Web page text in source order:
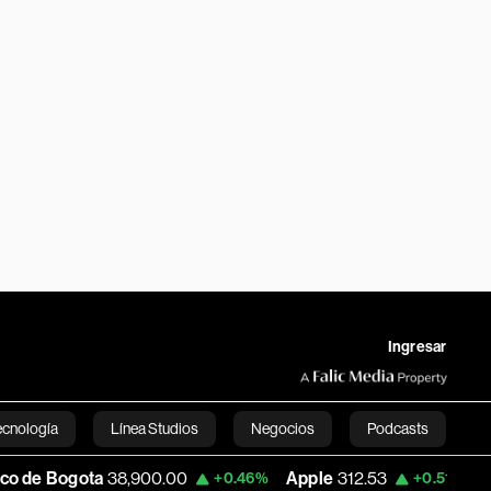
Ingresar
Línea Studios Negocios Podcasts
English+0.46% Apple 312.53 +0.51% USD COP